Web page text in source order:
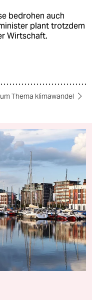
bedrohen auch
plant trotzdem
Wirtschaft.
Thema klimawandel